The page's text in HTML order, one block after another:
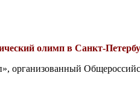
олимп в Санкт-
организованный